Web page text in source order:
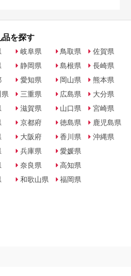
品を探す
県
岐阜県
静岡県
愛知県
三重県
滋賀県
京都府
大阪府
兵庫県
奈良県
和歌山県
鳥取県
島根県
岡山県
広島県
山口県
徳島県
香川県
愛媛県
高知県
福岡県
佐賀県
長崎県
熊本県
大分県
宮崎県
鹿児島県
沖縄県